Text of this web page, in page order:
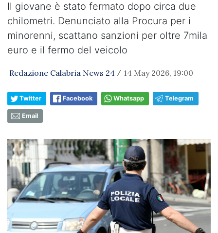
Il giovane è stato fermato dopo circa due
chilometri. Denunciato alla Procura per i
minorenni, scattano sanzioni per oltre 7mila
euro e il fermo del veicolo
Redazione Calabria News 24 / 14 May 2026, 19:00
Twitter Facebook Whatsapp Telegram
Email